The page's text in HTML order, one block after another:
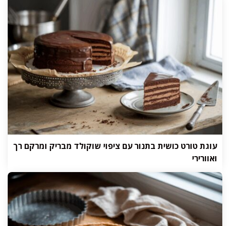
עוגת טורט כושית בתנור עם ציפוי שוקולד מבריק ומרקם רך
ואוורירי